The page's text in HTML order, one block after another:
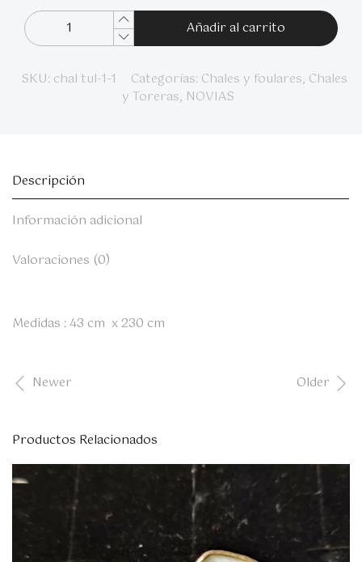
Añadir al carrito
SKU: chal tul-1-1 Categorías: Chales y foulares, Chales
y Toreras, NOVIAS
Descripción
Información adicional
Valoraciones (0)
Medidas : 43 cm x 230 cm
Older
Newer
Productos Relacionados